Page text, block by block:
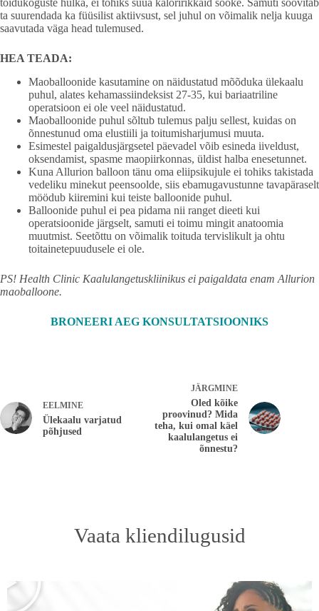
toidukoguste hulka, ei tohiks süüa kaloririkkaid sööke. Samuti soovitab
ta suurendada ka füüsilist aktiivsust, sel juhul on võimalik nelja kuuga
saavutada väga head tulemused.
HEA TEADA:
Maoballoonide kasutamine on näidustatud mõõduka ülekaalu
puhul, alates kehamassiindeksist 27-35, kui bariaatriline
operatsioon ei ole veel näidustatud.
Maoballoonide puhul sõltub tulemus palju sellest, kuidas on
õnnestunud oma elustiili ja toitumisharjumusi muuta.
Esimestel paigaldusjärgsetel päevadel võib esineda iiveldust,
oksendamist, spasme maopiirkonnas, üldist halba enesetunnet.
Kuna Allurion balloon tänu oma eliipsikujule ei tohiks takistada
vedeliku minekut peensoolde, siis ebamugavustunne tavapäraselt
möödub kiiremini kui teiste balloonide puhul.
Balloonide puhul ei pea pidama nii ranget dieeti kui
operatsioonide järgselt, samuti ei toimu mingit anatoomia
muutmist. Seetõttu on võimalik toituda tervislikult ja ohtu
toitainetepuudusele ei ole.
PS! Health Clinic Kaalulangetuskliinikus ei paigaldata enam Allurion
maoballoone.
BRONEERI AEG KONSULTATSIOONIKS
EELMINE
Ülekaalu varjatud
põhjused
JÄRGMINE
Oled kõike
proovinud? Mida
teha, kui omal käel
kaalulangetus ei
õnnestu?
Vaata kliendilugusid